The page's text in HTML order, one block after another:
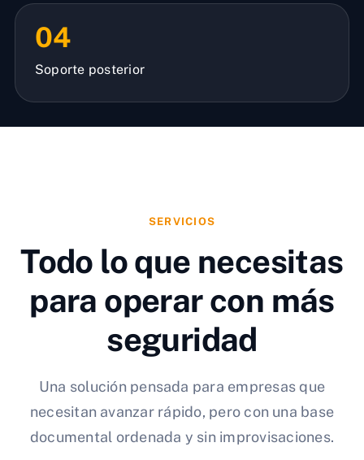
04
Soporte posterior
SERVICIOS
Todo lo que necesitas
para operar con más
seguridad
Una solución pensada para empresas que
necesitan avanzar rápido, pero con una base
documental ordenada y sin improvisaciones.